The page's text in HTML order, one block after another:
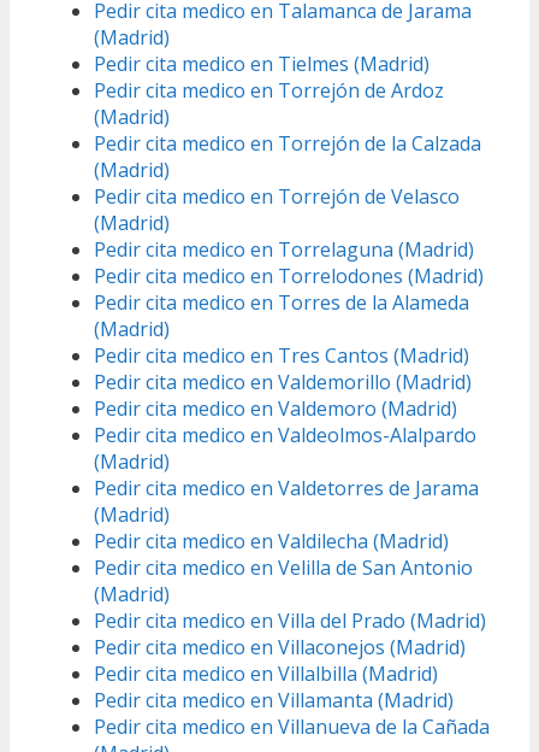
Pedir cita medico en Talamanca de Jarama
(Madrid)
Pedir cita medico en Tielmes (Madrid)
Pedir cita medico en Torrejón de Ardoz
(Madrid)
Pedir cita medico en Torrejón de la Calzada
(Madrid)
Pedir cita medico en Torrejón de Velasco
(Madrid)
Pedir cita medico en Torrelaguna (Madrid)
Pedir cita medico en Torrelodones (Madrid)
Pedir cita medico en Torres de la Alameda
(Madrid)
Pedir cita medico en Tres Cantos (Madrid)
Pedir cita medico en Valdemorillo (Madrid)
Pedir cita medico en Valdemoro (Madrid)
Pedir cita medico en Valdeolmos-Alalpardo
(Madrid)
Pedir cita medico en Valdetorres de Jarama
(Madrid)
Pedir cita medico en Valdilecha (Madrid)
Pedir cita medico en Velilla de San Antonio
(Madrid)
Pedir cita medico en Villa del Prado (Madrid)
Pedir cita medico en Villaconejos (Madrid)
Pedir cita medico en Villalbilla (Madrid)
Pedir cita medico en Villamanta (Madrid)
Pedir cita medico en Villanueva de la Cañada